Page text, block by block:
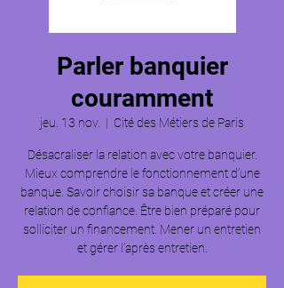
Parler banquier
couramment
jeu. 13 nov.
  |
Cité des Métiers de Paris
Désacraliser la relation avec votre banquier.
Mieux comprendre le fonctionnement d’une
banque. Savoir choisir sa banque et créer une
relation de confiance. Être bien préparé pour
solliciter un financement. Mener un entretien
et gérer l’après entretien.